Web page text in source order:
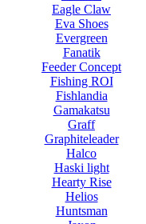
Eagle Claw
Eva Shoes
Evergreen
Fanatik
Feeder Concept
Fishing ROI
Fishlandia
Gamakatsu
Graff
Graphiteleader
Halco
Haski light
Hearty Rise
Helios
Huntsman